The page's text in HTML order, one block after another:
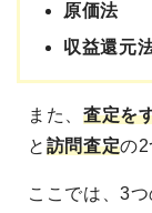
原価法
収益還元
また、 査定を
と 訪問査定の2
ここでは、3